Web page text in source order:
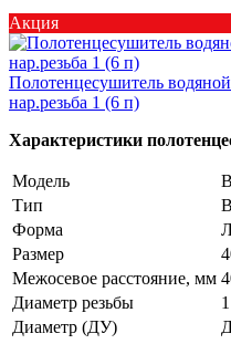
Акция
Полотенцесушитель
нар.резьба 1 (6 п)
Характеристики
Модель
Тип
Форма
Размер
Межосевое расстояние, мм
Диаметр резьбы
1
Диаметр (ДУ)